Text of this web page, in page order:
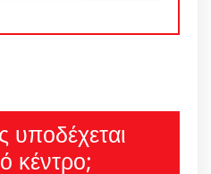
υποδέχεται
κέντρο;